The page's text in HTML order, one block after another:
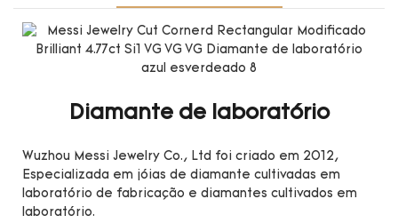
Diamante de laboratório
Wuzhou Messi Jewelry Co., Ltd foi criado em 2012,
Especializada em jóias de diamante cultivadas em
laboratório de fabricação e diamantes cultivados em
laboratório.